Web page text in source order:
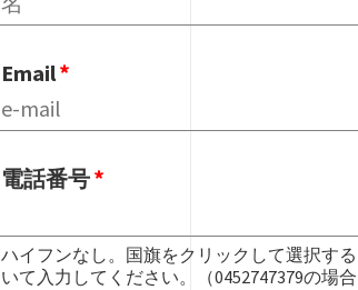
Email
電話番号
ハイフンなし。国旗をクリックして選択す
いて入力してください。（0452747379の場合